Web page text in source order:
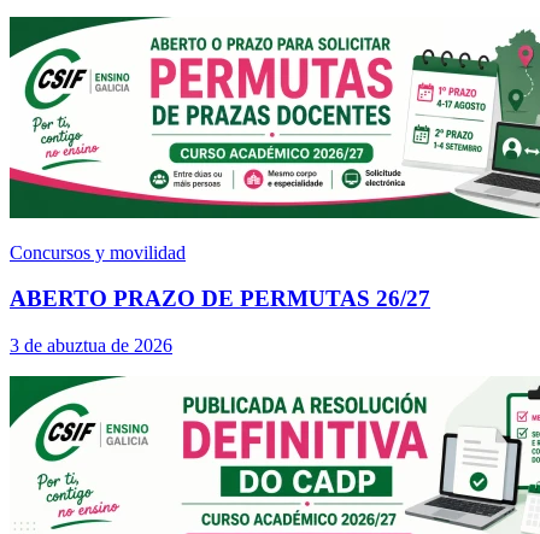
Concursos y movilidad
ABERTO PRAZO DE PERMUTAS 26/27
3 de abuztua de 2026